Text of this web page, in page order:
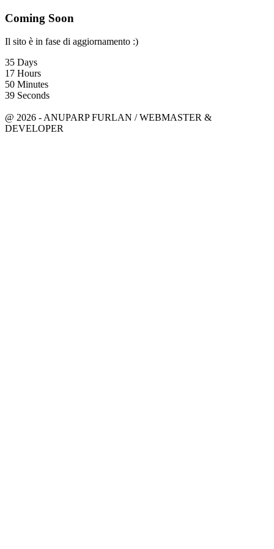
Coming Soon
Il sito è in fase di aggiornamento :)
35 Days
17 Hours
50 Minutes
39 Seconds
@ 2026 - ANUPARP FURLAN / WEBMASTER &
DEVELOPER